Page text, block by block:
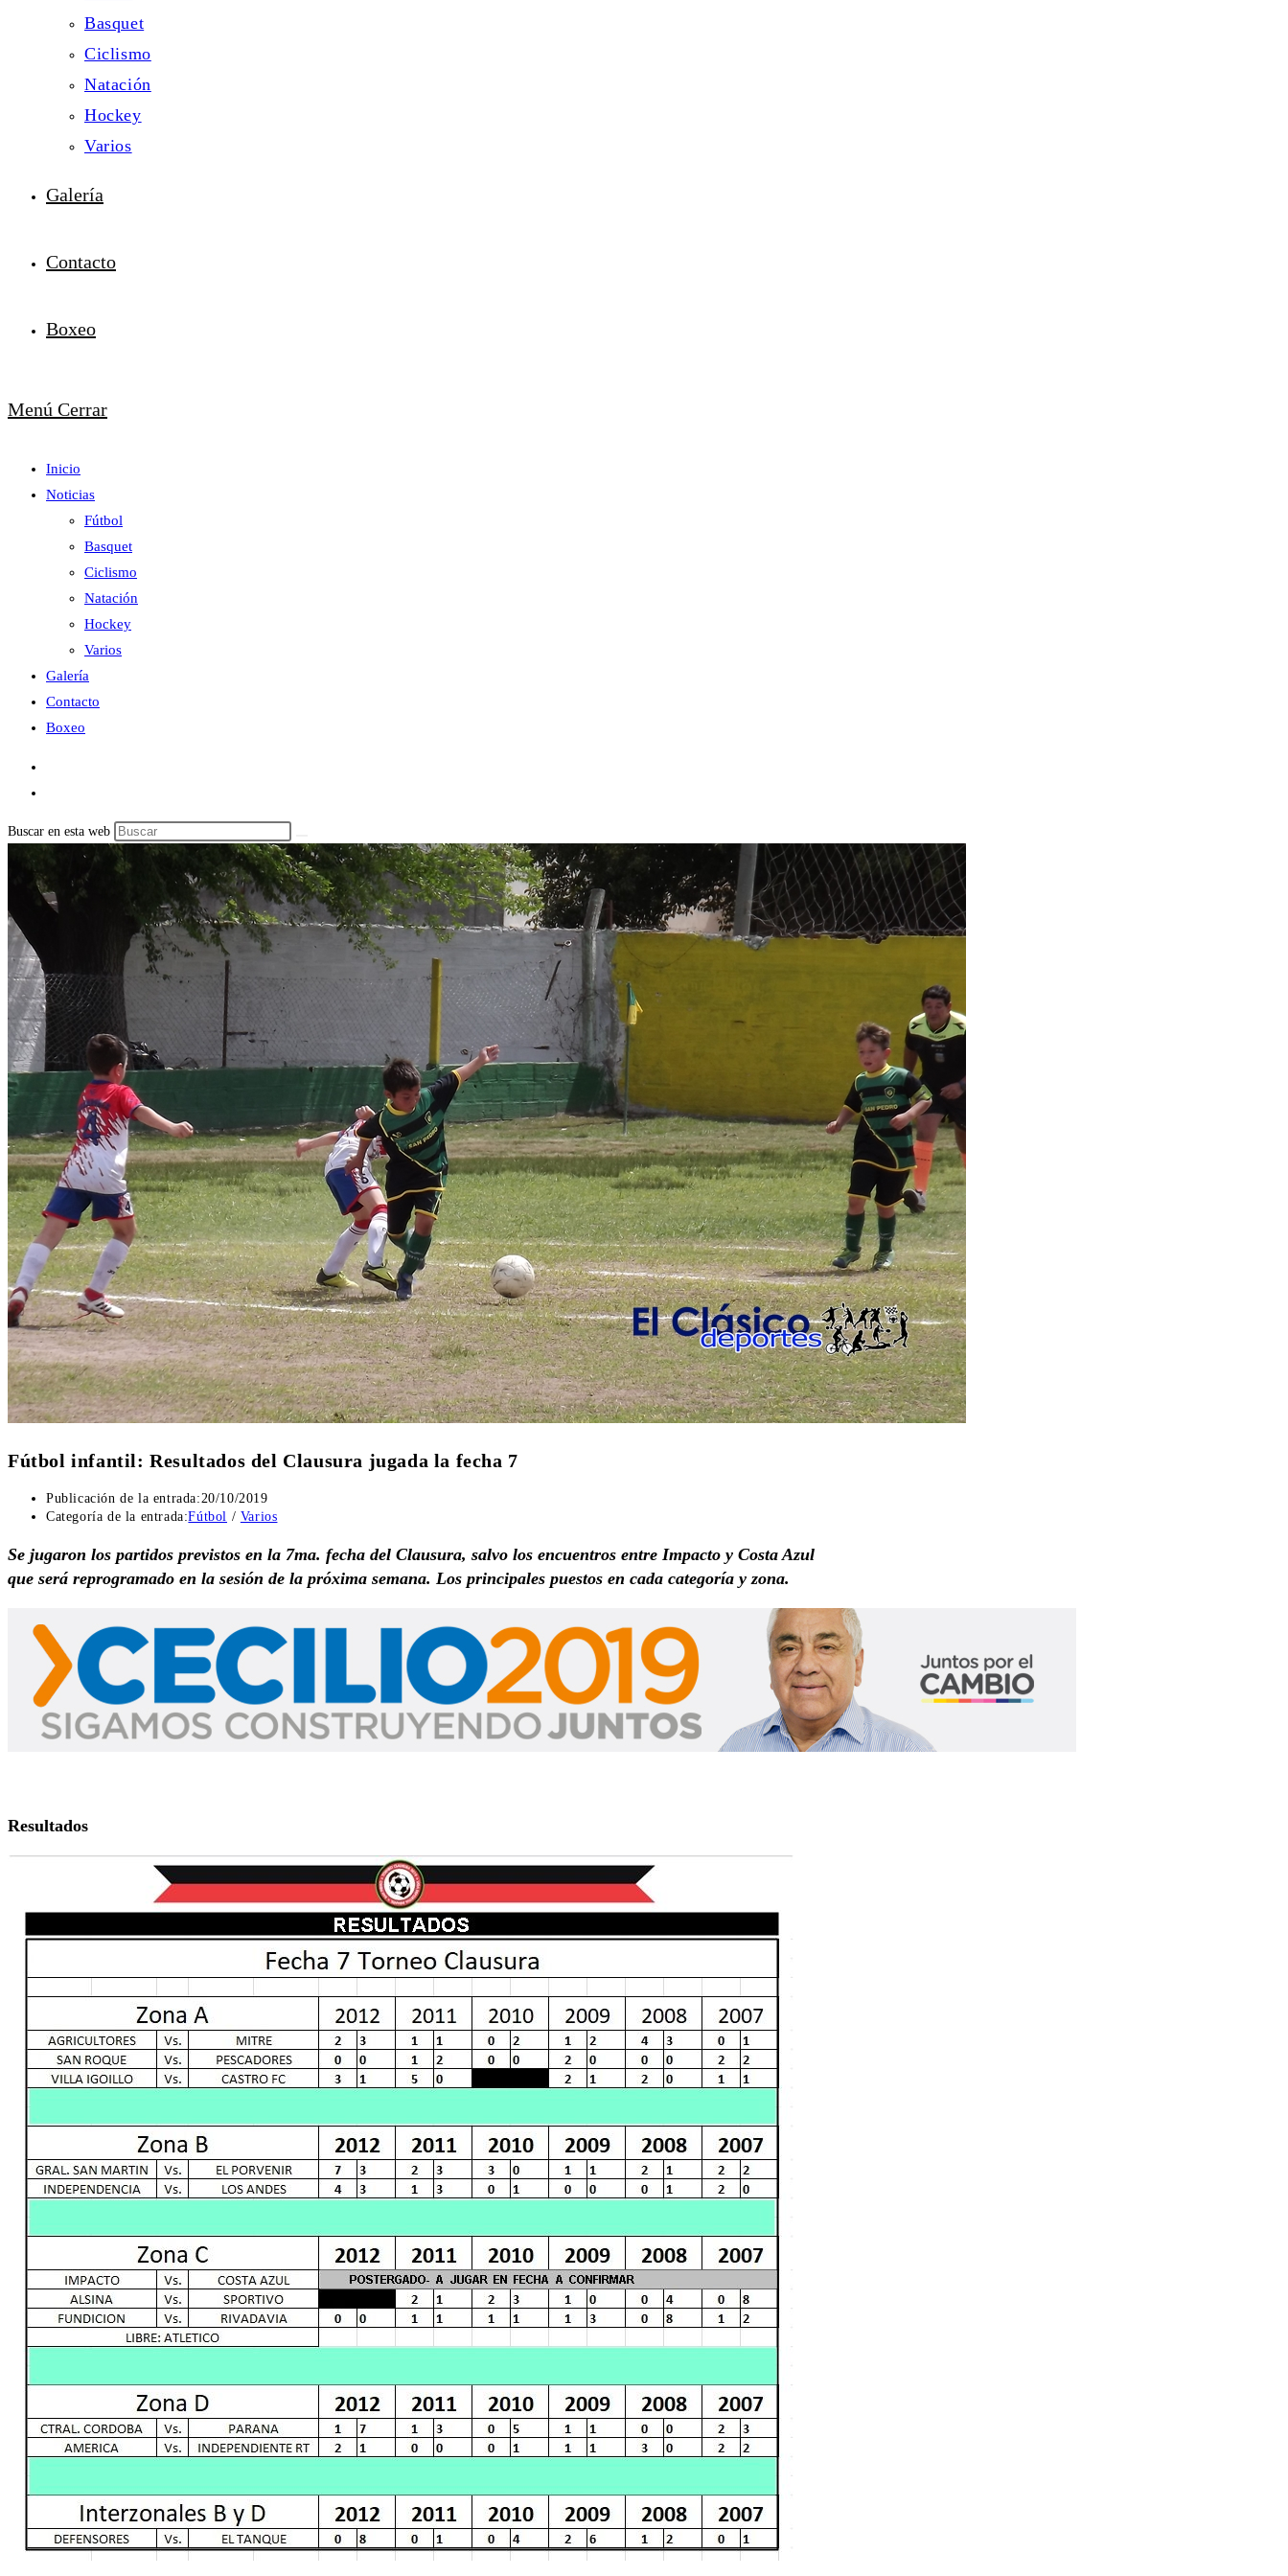
Basquet
Ciclismo
Natación
Hockey
Varios
Galería
Contacto
Boxeo
Menú Cerrar
Inicio
Noticias
Fútbol
Basquet
Ciclismo
Natación
Hockey
Varios
Galería
Contacto
Boxeo
Buscar en esta web
Fútbol infantil: Resultados del Clausura jugada la fecha 7
Publicación de la entrada:20/10/2019
Categoría de la entrada:Fútbol / Varios
Se jugaron los partidos previstos en la 7ma. fecha del Clausura, salvo los encuentros entre Impacto y Costa Azul
que será reprogramado en la sesión de la próxima semana. Los principales puestos en cada categoría y zona.
Resultados